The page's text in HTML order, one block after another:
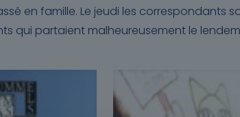
en famille. Le jeudi les correspondants
qui partaient malheureusement le